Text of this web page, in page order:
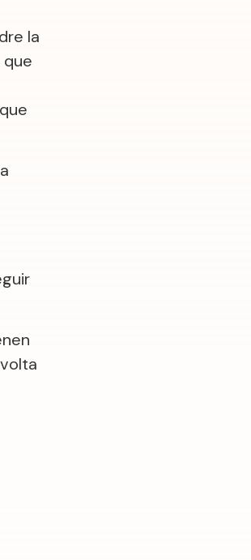
la
que